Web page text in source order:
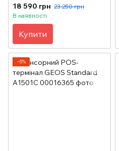
18 590 грн 23 250 грн
В наявності
Купити
−5%